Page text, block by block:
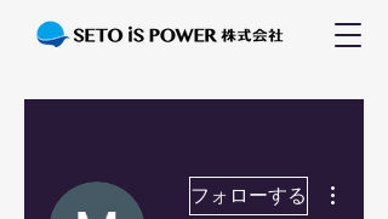
フォローする